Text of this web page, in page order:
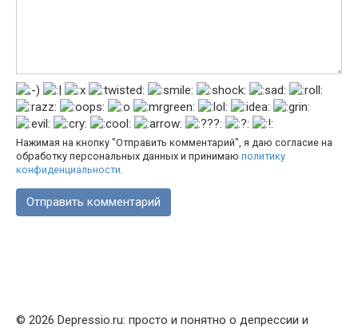
Нажимая на кнопку "Отправить комментарий", я даю согласие на
обработку персональных данных и принимаю политику
конфиденциальности.
© 2026 Depressio.ru: просто и понятно о депрессии и